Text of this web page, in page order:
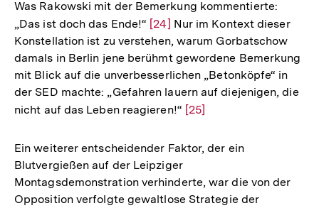
Was Rakowski mit der Bemerkung kommentierte:
„Das ist doch das Ende!“ Zur
Auflösung
der
Fußnote
[24] Nur im Kontext dieser
Konstellation ist zu verstehen, warum Gorbatschow
damals in Berlin jene berühmt gewordene Bemerkung
mit Blick auf die unverbesserlichen „Betonköpfe“ in
der SED machte: „Gefahren lauern auf diejenigen, die
nicht auf das Leben reagieren!“ Zur
der
[25]
Ein weiterer entscheidender Faktor, der ein
Blutvergießen auf der Leipziger
Montagsdemonstration verhinderte, war die von der
Opposition verfolgte gewaltlose Strategie der